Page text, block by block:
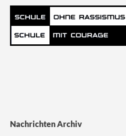
Nachrichten Archiv